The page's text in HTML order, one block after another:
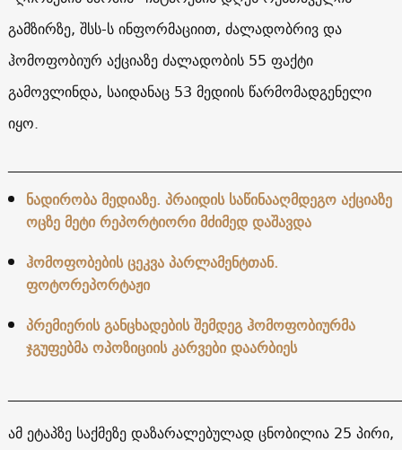
გამზირზე, შსს-ს ინფორმაციით, ძალადობრივ და
ჰომოფობიურ აქციაზე ძალადობის 55 ფაქტი
გამოვლინდა, საიდანაც 53 მედიის წარმომადგენელი
იყო.
ნადირობა მედიაზე. პრაიდის საწინააღმდეგო აქციაზე
ოცზე მეტი რეპორტიორი მძიმედ დაშავდა
ჰომოფობების ცეკვა პარლამენტთან.
ფოტორეპორტაჟი
პრემიერის განცხადების შემდეგ ჰომოფობიურმა
ჯგუფებმა ოპოზიციის კარვები დაარბიეს
ამ ეტაპზე საქმეზე დაზარალებულად ცნობილია 25 პირი,